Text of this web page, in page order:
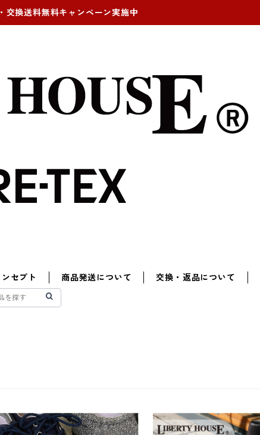
交換送料無料キャンペーン実施中
ンセプト 商品発送について 交換・返品について